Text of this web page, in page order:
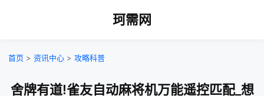
珂需网
首页 > 资讯中心 > 攻略科普
舍牌有道!雀友自动麻将机万能遥控匹配_想